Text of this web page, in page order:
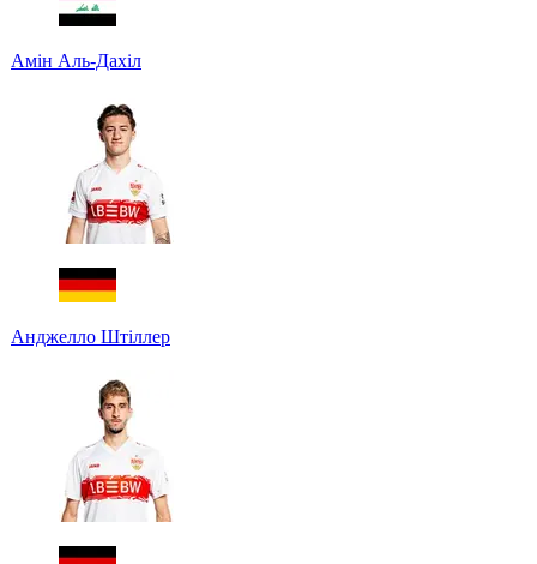
Амін Аль-Дахіл
Анджелло Штіллер